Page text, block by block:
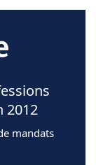
2012
mandats